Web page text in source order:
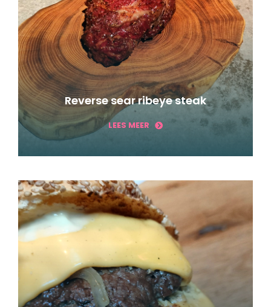
Reverse sear ribeye steak
LEES MEER